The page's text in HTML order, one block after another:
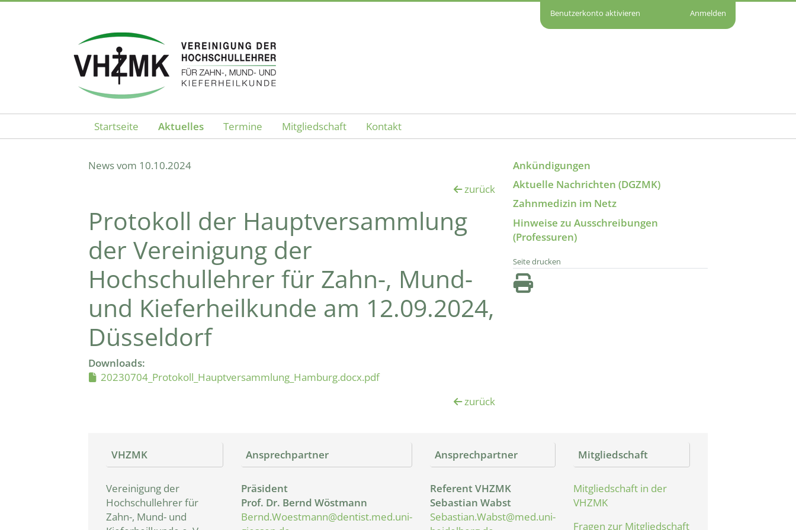
Benutzerkonto aktivieren Anmelden
Startseite Aktuelles Termine Mitgliedschaft Kontakt
News vom 10.10.2024
zurück
Protokoll der Hauptversammlung
der Vereinigung der
Hochschullehrer für Zahn-, Mund-
und Kieferheilkunde am 12.09.2024,
Düsseldorf
Downloads:
20230704_Protokoll_Hauptversammlung_Hamburg.docx.pdf
zurück
Ankündigungen
Aktuelle Nachrichten (DGZMK)
Zahnmedizin im Netz
Hinweise zu Ausschreibungen
(Professuren)
Seite drucken
VHZMK
Vereinigung der
Hochschullehrer für
Zahn-, Mund- und
Ansprechpartner
Präsident
Prof. Dr. Bernd Wöstmann
Bernd.Woestmann@dentist.med.uni-
Ansprechpartner
Referent VHZMK
Sebastian Wabst
Sebastian.Wabst@med.uni-
Mitgliedschaft
Mitgliedschaft in der
VHZMK
Fragen zur Mitgliedschaft